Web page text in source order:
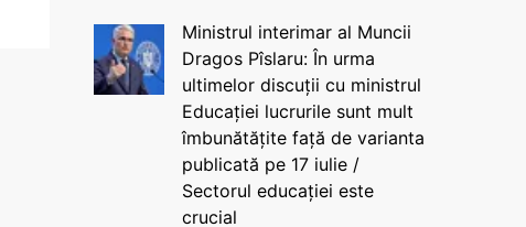
Ministrul interimar al Muncii
Dragos Pîslaru: În urma
ultimelor discuții cu ministrul
Educației lucrurile sunt mult
îmbunătățite față de varianta
publicată pe 17 iulie /
Sectorul educației este
crucial